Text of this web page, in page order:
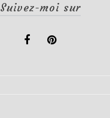
Suivez-moi sur